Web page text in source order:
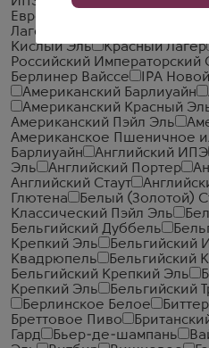
Европейский Светлый Лагер
Лагер
Кислый Эль
Красный Лагер
Российский Императорский
Берлинер Вайссе
IPA
Американский Барлиуайн
Американский Красный
Американский Пэйл Эль
Американское Пшеничное
Барлиуайн
Английский ИПЭ
Эль
Английский Портер
Английский Стаут
Глютена
Белый (Золотой)
Классический Пэйл Эль
Бельгийский Дуббель
Крепкий Эль
Бельгийский
Квадрюпель
Бельгийский
Бельгийский Крепкий Эль
Крепкий Эль
Бельгийский
Берлинское Белое
Бреттовое Пиво
Гард
Бьер-де-шампань